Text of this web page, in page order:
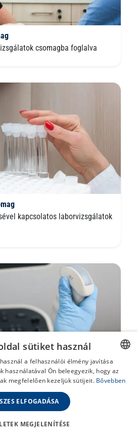
csomagba foglalva
kapcsolatos laborvizsgálatok
ultrahang vizsgálat
ultrahangvizsgálat célja a
szerveinek vizsgálata.
HUNGARIAN
sütiket használ
a felhasználói élmény javítása
használatával Ön beleegyezik, hogy az
megfelelően kezeljük sütijeit. Bővebben
ELFOGADÁSA
MEGJELENÍTÉSE